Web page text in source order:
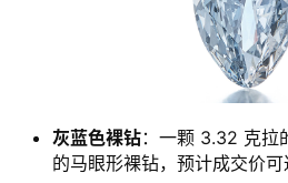
灰蓝色裸钻：一颗 3.32 克拉
的马眼形裸钻，预计成交价可